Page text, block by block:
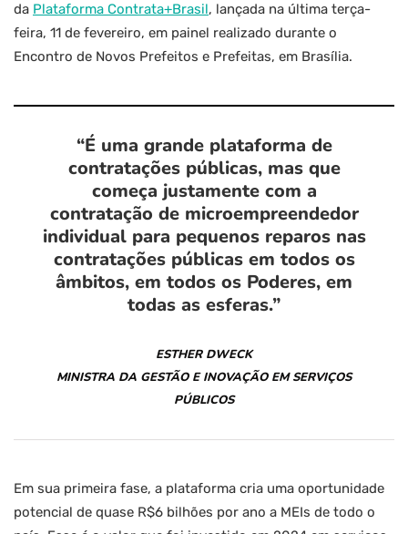
da Plataforma Contrata+Brasil, lançada na última terça-
feira, 11 de fevereiro, em painel realizado durante o
Encontro de Novos Prefeitos e Prefeitas, em Brasília.
“É uma grande plataforma de
contratações públicas, mas que
começa justamente com a
contratação de microempreendedor
individual para pequenos reparos nas
contratações públicas em todos os
âmbitos, em todos os Poderes, em
todas as esferas.”
ESTHER DWECK
MINISTRA DA GESTÃO E INOVAÇÃO EM SERVIÇOS
PÚBLICOS
Em sua primeira fase, a plataforma cria uma oportunidade
potencial de quase R$6 bilhões por ano a MEIs de todo o